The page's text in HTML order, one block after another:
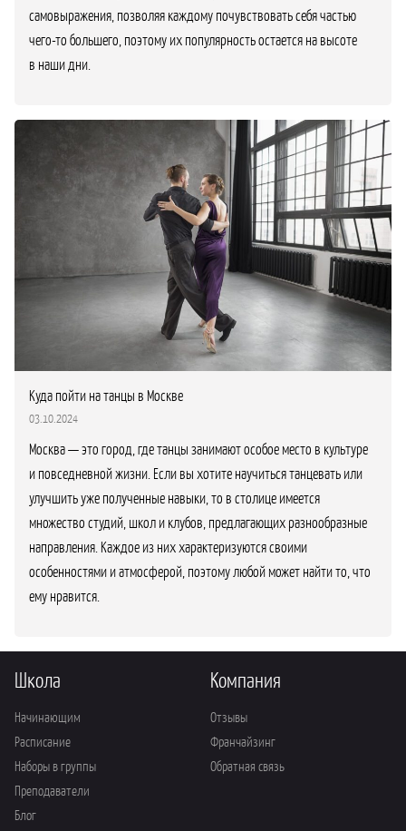
самовыражения, позволяя каждому почувствовать себя частью
чего-то большего, поэтому их популярность остается на высоте
в наши дни.
Куда пойти на танцы в Москве
03.10.2024
Москва — это город, где танцы занимают особое место в культуре
и повседневной жизни. Если вы хотите научиться танцевать или
улучшить уже полученные навыки, то в столице имеется
множество студий, школ и клубов, предлагающих разнообразные
направления. Каждое из них характеризуются своими
особенностями и атмосферой, поэтому любой может найти то, что
ему нравится.
Школа
Начинающим
Расписание
Наборы в группы
Преподаватели
Блог
Компания
Отзывы
Франчайзинг
Обратная связь